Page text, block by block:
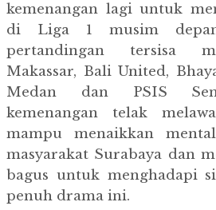
kemenangan lagi untuk
di Liga 1 musim
pertandingan tersisa
Makassar, Bali United,
Medan dan PSIS
kemenangan telak
mampu menaikkan
masyarakat Surabaya dan
bagus untuk menghadapi
penuh drama ini.